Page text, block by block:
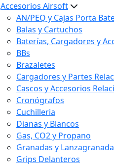
Accesorios Airsoft
AN/PEQ y Cajas Porta
Balas y Cartuchos
Baterías, Cargadores y
BBs
Brazaletes
Cargadores y Partes
Cascos y Accesorios
Cronógrafos
Cuchilleria
Dianas y Blancos
Gas, CO2 y Propano
Granadas y
Grips Delanteros